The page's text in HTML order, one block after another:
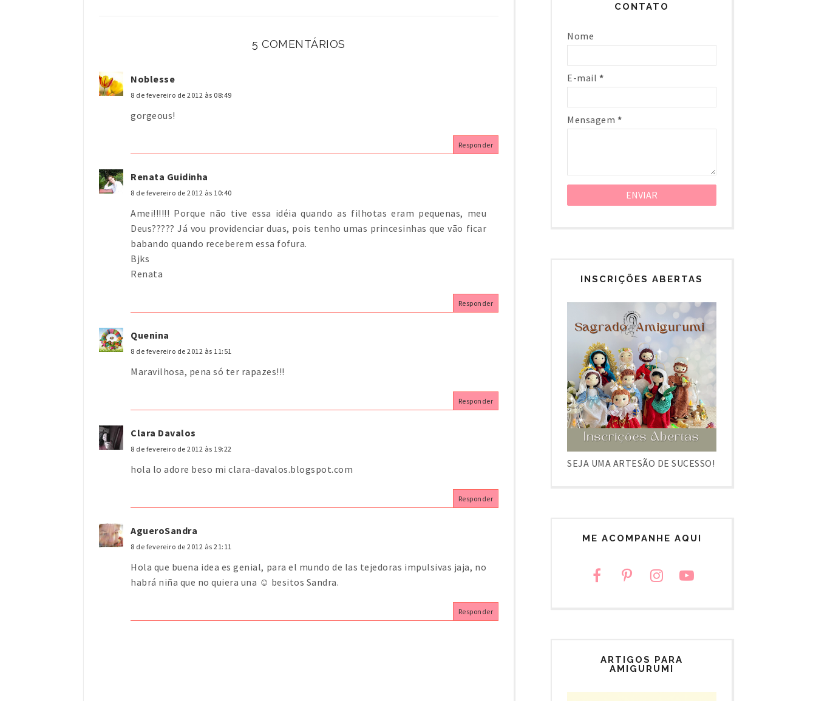
5 COMENTÁRIOS
Noblesse
8 de fevereiro de 2012 às 08:49
gorgeous!
Responder
Renata Guidinha
8 de fevereiro de 2012 às 10:40
Amei!!!!!! Porque não tive essa idéia quando as filhotas eram pequenas, meu
Deus????? Já vou providenciar duas, pois tenho umas princesinhas que vão ficar
babando quando receberem essa fofura.
Bjks
Renata
Responder
Quenina
8 de fevereiro de 2012 às 11:51
Maravilhosa, pena só ter rapazes!!!
Responder
Clara Davalos
8 de fevereiro de 2012 às 19:22
hola lo adore beso mi clara-davalos.blogspot.com
Responder
AgueroSandra
8 de fevereiro de 2012 às 21:11
Hola que buena idea es genial, para el mundo de las tejedoras impulsivas jaja, no
habrá niña que no quiera una ☺ besitos Sandra.
Responder
CONTATO
Nome
E-mail *
Mensagem *
INSCRIÇÕES ABERTAS
SEJA UMA ARTESÃO DE SUCESSO!
ME ACOMPANHE AQUI
ARTIGOS PARA
AMIGURUMI